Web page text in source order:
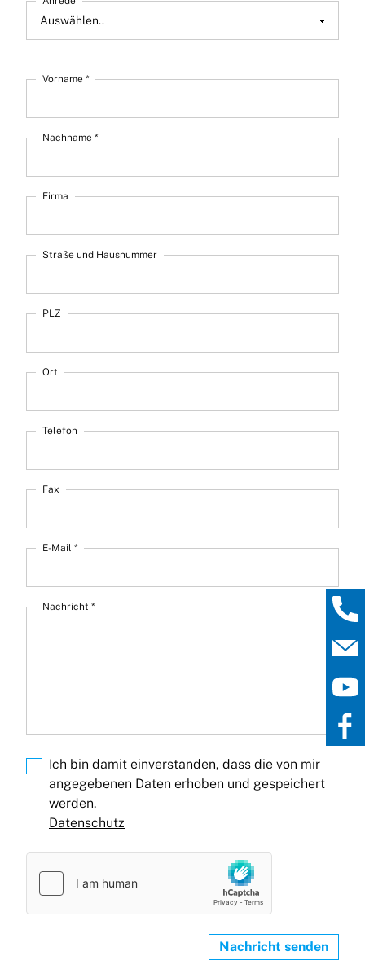
Vorname *
Nachname *
Firma
Straße und Hausnummer
PLZ
Ort
Telefon
Fax
E-Mail *
Nachricht *
Ich bin damit einverstanden, dass die von mir
angegebenen Daten erhoben und gespeichert
werden.
Datenschutz
Nachricht senden